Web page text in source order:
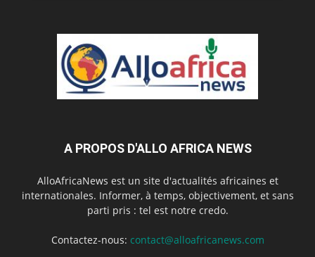
A PROPOS D'ALLO AFRICA NEWS
AlloAfricaNews est un site d'actualités africaines et
internationales. Informer, à temps, objectivement, et sans
parti pris : tel est notre credo.
Contactez-nous: contact@alloafricanews.com